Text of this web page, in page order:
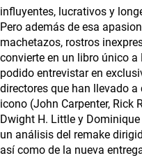
influyentes, lucrativos y
Pero además de esa
machetazos, rostros
convierte en un libro único a
podido entrevistar en
directores que han llevado
icono (John Carpenter, Rick
Dwight H. Little y
un análisis del remake
así como de la nueva